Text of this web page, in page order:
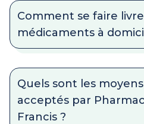
Comment se faire
médicaments à
Quels sont les
acceptés par
Francis ?